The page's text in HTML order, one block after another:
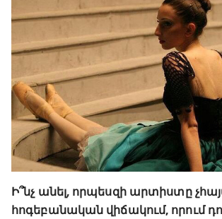
Ի՞նչ անել, որպեսզի արտիստը
հոգեբանական վիճակում, որում